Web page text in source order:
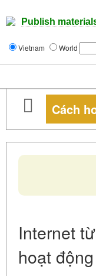
Publish
Vietnam World
Cách
Internet
hoạt